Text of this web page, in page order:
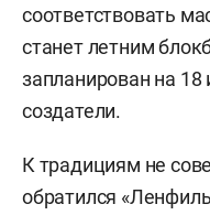
соответствовать
станет летним
запланирован на
создатели.
К традициям не
обратился